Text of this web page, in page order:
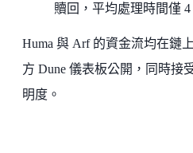
贖回，平均處理時間僅
Huma 與 Arf 的資金流均在鏈
方 Dune 儀表板公開，同時接
明度。